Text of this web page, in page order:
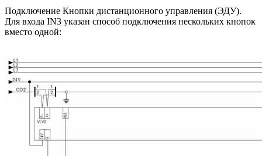
Подключение Кнопки дистанционного управления (ЭДУ).
Для входа IN3 указан способ подключения нескольких кнопок
вместо одной: